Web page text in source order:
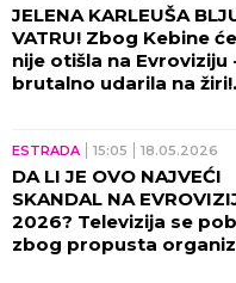
JELENA KARLEUŠA
VATRU! Zbog Kebine
nije otišla na Evroviziju
brutalno udarila na žiri!
ESTRADA 15:05 18.05.2026
DA LI JE OVO NAJVEĆI
SKANDAL NA
2026? Televizija se
zbog propusta